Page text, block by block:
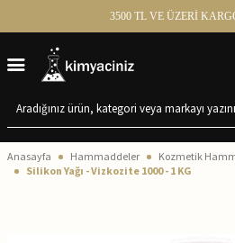
3500 TL VE ÜZERİ
Anasayfa Hammaddeler Kozmetik
Silikon Yağı - Vizkozite 1000 - 1 KG